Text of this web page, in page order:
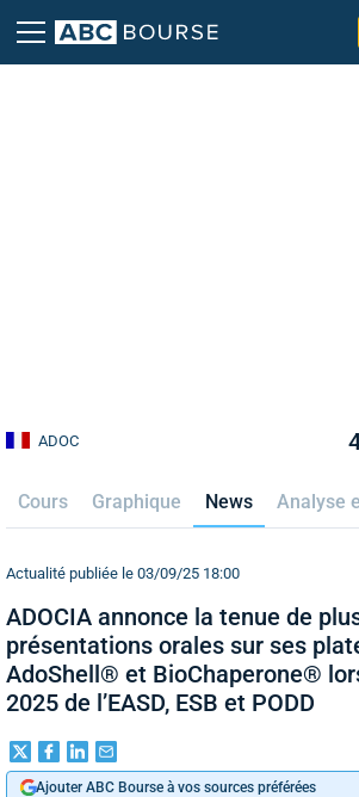
ADOC
Cours Graphique News Analyse
Actualité publiée le 03/09/25 18:00
ADOCIA annonce la tenue de
présentations orales sur ses
AdoShell® et BioChaperone®
2025 de l’EASD, ESB et PODD
Ajouter ABC Bourse à vos sources préférées